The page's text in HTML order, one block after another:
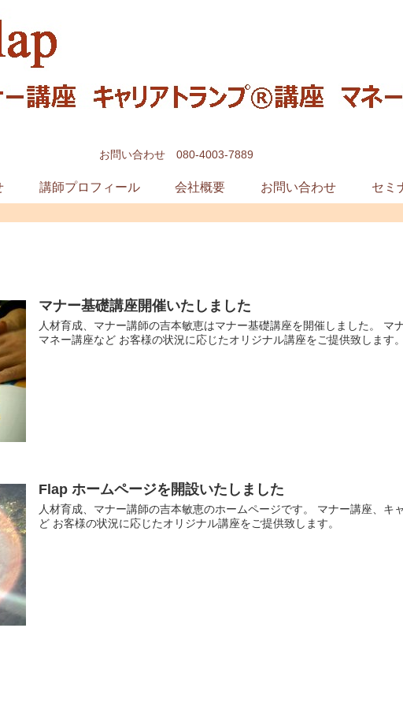
お問い合わせ 080-4003-7889
講師プロフィール 会社概要 お問い合わせ セミ
マナー基礎講座開催いたしました
人材育成、マナー講師の吉本敏恵はマナー基礎講座を開催しました。 マ
マネー講座など お客様の状況に応じたオリジナル講座をご提供致します。
Flap ホームページを開設いたしました
人材育成、マナー講師の吉本敏恵のホームページです。 マナー講座、キ
ど お客様の状況に応じたオリジナル講座をご提供致します。